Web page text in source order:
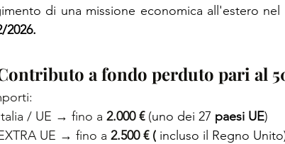
di una missione economica all'estero
2026.
a fondo perduto pari al
/ UE → fino a 2.000 € (uno dei 27 paesi UE)
UE → fino a 2.500 € ( incluso il Regno